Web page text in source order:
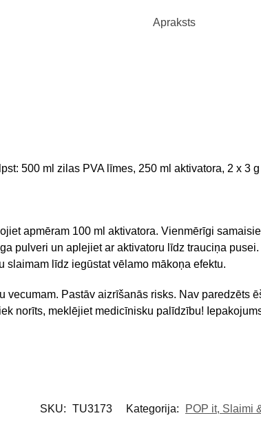
Apraksts
500 ml zilas PVA līmes, 250 ml aktivatora, 2 x
apmēram 100 ml aktivatora. Vienmērīgi
pulveri un aplejiet ar aktivatoru līdz trauciņa
līdz iegūstat vēlamo mākoņa efektu.
vecumam. Pastāv aizrīšanās risks. Nav paredzēts
norīts, meklējiet medicīnisku palīdzību!
SKU: TU3173 Kategorija: POP it, Slaimi